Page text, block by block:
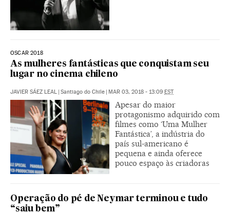
OSCAR 2018
As mulheres fantásticas que conquistam seu
lugar no cinema chileno
JAVIER SÁEZ LEAL | Santiago do Chile | MAR 03, 2018 - 13:09 EST
Apesar do maior
protagonismo adquirido com
filmes como ‘Uma Mulher
Fantástica’, a indústria do
país sul-americano é
pequena e ainda oferece
pouco espaço às criadoras
Operação do pé de Neymar terminou e tudo
“saiu bem”